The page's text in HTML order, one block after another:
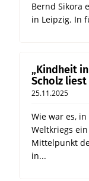
Bernd Sikora
in Leipzig. In
„Kindheit
Scholz
25.11.2025
Wie war es,
Weltkriegs
Mittelpunkt
in...